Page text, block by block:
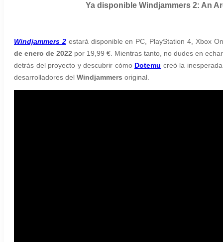
Ya disponible Windjammers 2: An
Windjammers 2 estará disponible en PC, PlayStation 4, Xbox
de enero de 2022 por 19,99 €. Mientras tanto, no dudes en
detrás del proyecto y descubrir cómo Dotemu creó la
desarrolladores del Windjammers original.